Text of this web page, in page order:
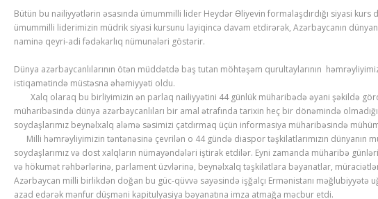
Bütün bu nailiyyətlərin əsasında ümummilli lider Heydər Əliyevin formalaşdırdığı siyasi
ümummilli liderimizin müdrik siyasi kursunu layiqincə davam etdirərək, Azərbaycanın
naminə qeyri-adi fədəkarlıq nümunələri göstərir.
Dünya azərbaycanlılarının ötən müddətdə baş tutan möhtəşəm qurultaylarının
istiqamətində müstəsna əhəmiyyəti oldu.
Xalq olaraq bu birliyimizin ən parlaq nailiyyətini 44 günlük müharibədə əyani şəkildə
müharibəsində dünya azərbaycanlıları bir amal ətrafında tarixin heç bir dönəmində
soydaşlarımız beynəlxalq aləmə səsimizi çatdırmaq üçün informasiya müharibəsində
Milli həmrəyliyimizin təntənəsinə çevrilən o 44 gündə diaspor təşkilatlarımızın dünyanın
soydaşlarımız və dost xalqların nümayəndələri iştirak etdilər. Eyni zamanda müharibə
və hökumət rəhbərlərinə, parlament üzvlərinə, beynəlxalq təşkilatlara bəyanatlar,
Azərbaycan milli birlikdən doğan bu güc-qüvvə sayəsində işğalçı Ermənistanı məğlubiyyətə
azad edərək mənfur düşməni kapitulyasiya bəyanatına imza atmağa məcbur etdi.